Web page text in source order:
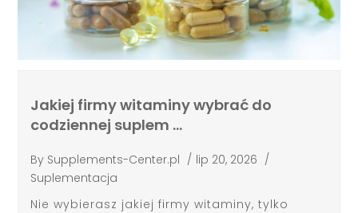
Jakiej firmy witaminy wybrać do
codziennej suplem …
By Supplements-Center.pl / lip 20, 2026 /
Suplementacja
Nie wybierasz jakiej firmy witaminy, tylko